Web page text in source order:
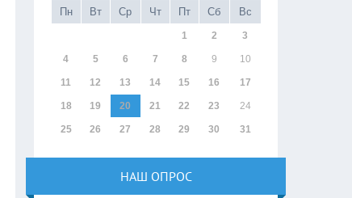
Пн
Вт Ср Чт Пт Сб Вс
1 2 3
4 5 6 7 8 9 10
11 12 13 14 15 16 17
18 19 20 21 22 23 24
25 26 27 28 29 30 31
НАШ ОПРОС